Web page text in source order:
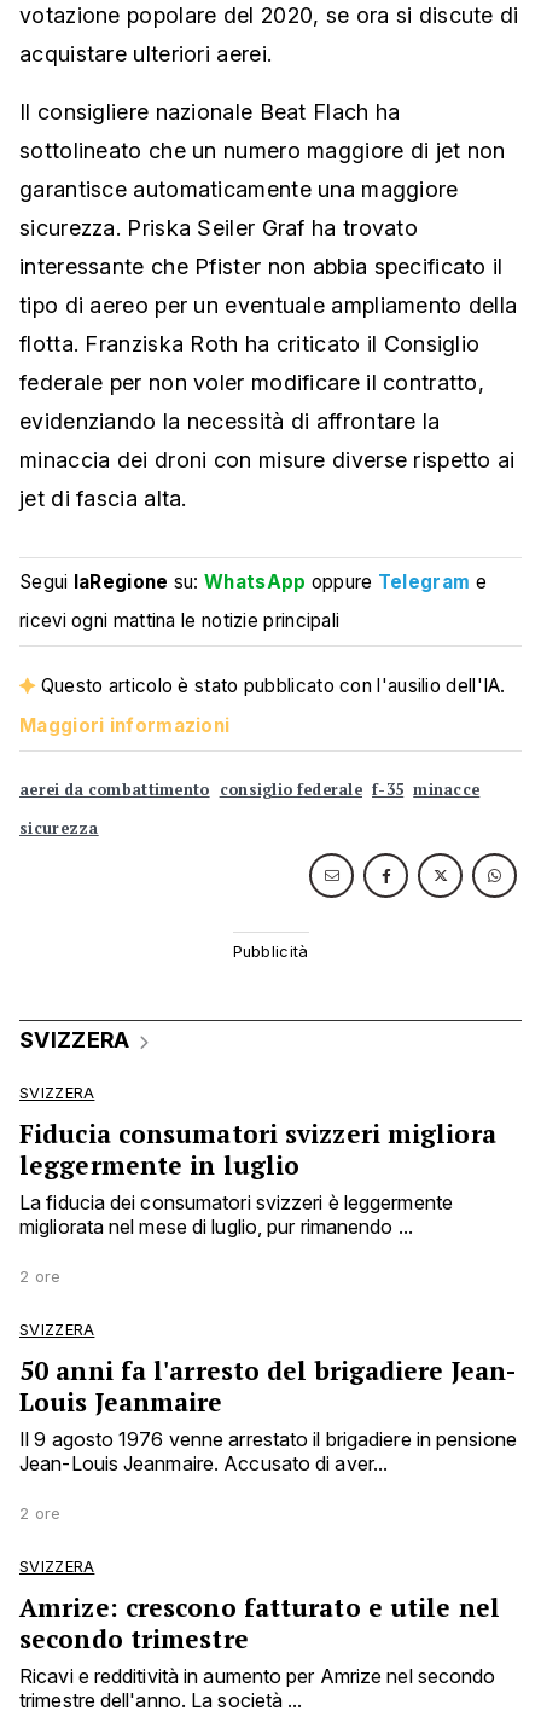
votazione popolare del 2020, se ora si discute di
acquistare ulteriori aerei.
Il consigliere nazionale Beat Flach ha
sottolineato che un numero maggiore di jet non
garantisce automaticamente una maggiore
sicurezza. Priska Seiler Graf ha trovato
interessante che Pfister non abbia specificato il
tipo di aereo per un eventuale ampliamento della
flotta. Franziska Roth ha criticato il Consiglio
federale per non voler modificare il contratto,
evidenziando la necessità di affrontare la
minaccia dei droni con misure diverse rispetto ai
jet di fascia alta.
Segui laRegione su:WhatsApp oppure Telegram e
ricevi ogni mattina le notizie principali
Questo articolo è stato pubblicato con l'ausilio dell'IA.
Maggiori informazioni
aerei da combattimento consiglio federale f-35 minacce
sicurezza
SVIZZERA
SVIZZERA
Fiducia consumatori svizzeri migliora
leggermente in luglio
La fiducia dei consumatori svizzeri è leggermente
migliorata nel mese di luglio, pur rimanendo ...
2 ore
SVIZZERA
50 anni fa l'arresto del brigadiere Jean-
Louis Jeanmaire
Il 9 agosto 1976 venne arrestato il brigadiere in pensione
Jean-Louis Jeanmaire. Accusato di aver...
2 ore
SVIZZERA
Amrize: crescono fatturato e utile nel
secondo trimestre
Ricavi e redditività in aumento per Amrize nel secondo
trimestre dell'anno. La società ...